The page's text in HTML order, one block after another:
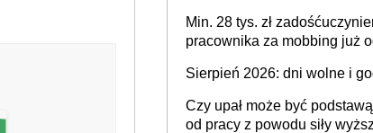
Min. 28 tys. zł
pracownika za mobbing już
zespołu
Sierpień 2026: dni wolne i
Czy upał może być
od pracy z powodu siły